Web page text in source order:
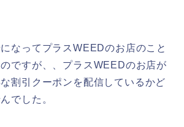
なってプラスWEEDのお店のこと
ですが、、プラスWEEDのお店が
割引クーポンを配信しているかど
でした。